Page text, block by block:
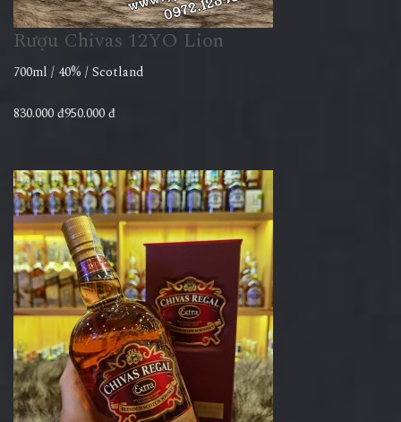
Rượu Chivas 12YO Lion
700ml / 40% / Scotland
830.000 đ950.000 đ